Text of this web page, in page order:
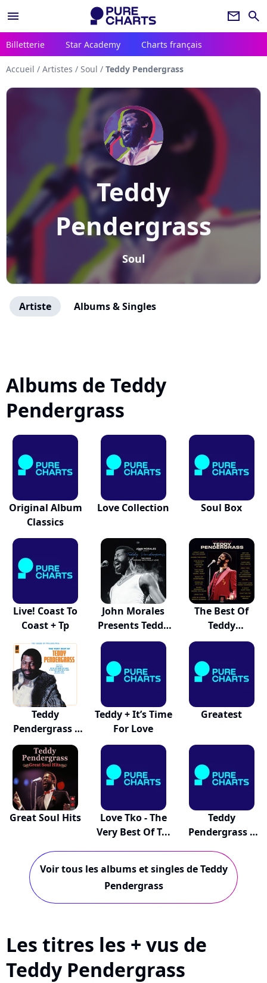
menu newsletter search
Billetterie Star Academy Charts français
Accueil / Artistes / Soul / Teddy Pendergrass
Teddy
Pendergrass
Soul
Artiste Albums & Singles
Albums de Teddy
Pendergrass
Original Album
Classics
Love Collection Soul Box
Live! Coast To
Coast + Tp
John Morales
Presents Teddy
P...
The Best Of
Teddy
Pendergrass
Teddy
Pendergrass -
The Very...
Teddy + It’s Time
For Love
Greatest
Great Soul Hits
Love Tko - The
Very Best Of T...
Teddy
Pendergrass +
Voir tous les albums et singles de Teddy
Pendergrass
Les titres les + vus de
Teddy Pendergrass